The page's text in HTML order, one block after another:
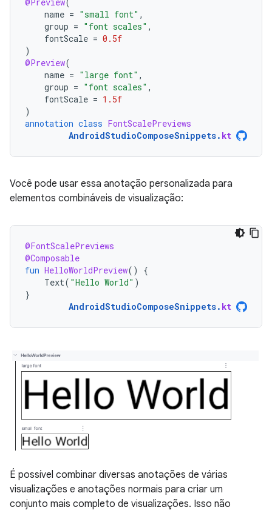
name = "small font" ,
group = "font scales" ,
fontScale = 0.5f
)
@Preview(
name = "large font" ,
group = "font scales" ,
fontScale = 1.5f
)
annotation class FontScalePreviews
AndroidStudioComposeSnippets. kt
Você pode usar essa anotação personalizada para
elementos combináveis de visualização:
@FontScalePreviews
@Composable
fun HelloWorldPreview()
{
Text( "Hello World" )
}
AndroidStudioComposeSnippets. kt
É possível combinar diversas anotações de várias
visualizações e anotações normais para criar um
conjunto mais completo de visualizações. Isso não